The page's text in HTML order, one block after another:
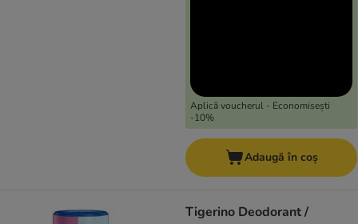
Aplică voucherul - Economisești
-10%
Adaugă în coș
Tigerino Deodorant /